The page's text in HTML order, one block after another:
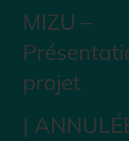
MIZU –
projet
|